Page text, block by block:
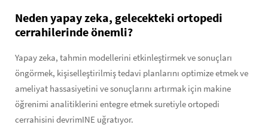
Neden yapay zeka, gelecekteki ortopedi
cerrahilerinde önemli?
Yapay zeka, tahmin modellerini etkinleştirmek ve sonuçları
öngörmek, kişiselleştirilmiş tedavi planlarını optimize etmek ve
ameliyat hassasiyetini ve sonuçlarını artırmak için makine
öğrenimi analitiklerini entegre etmek suretiyle ortopedi
cerrahisini devrimINE uğratıyor.